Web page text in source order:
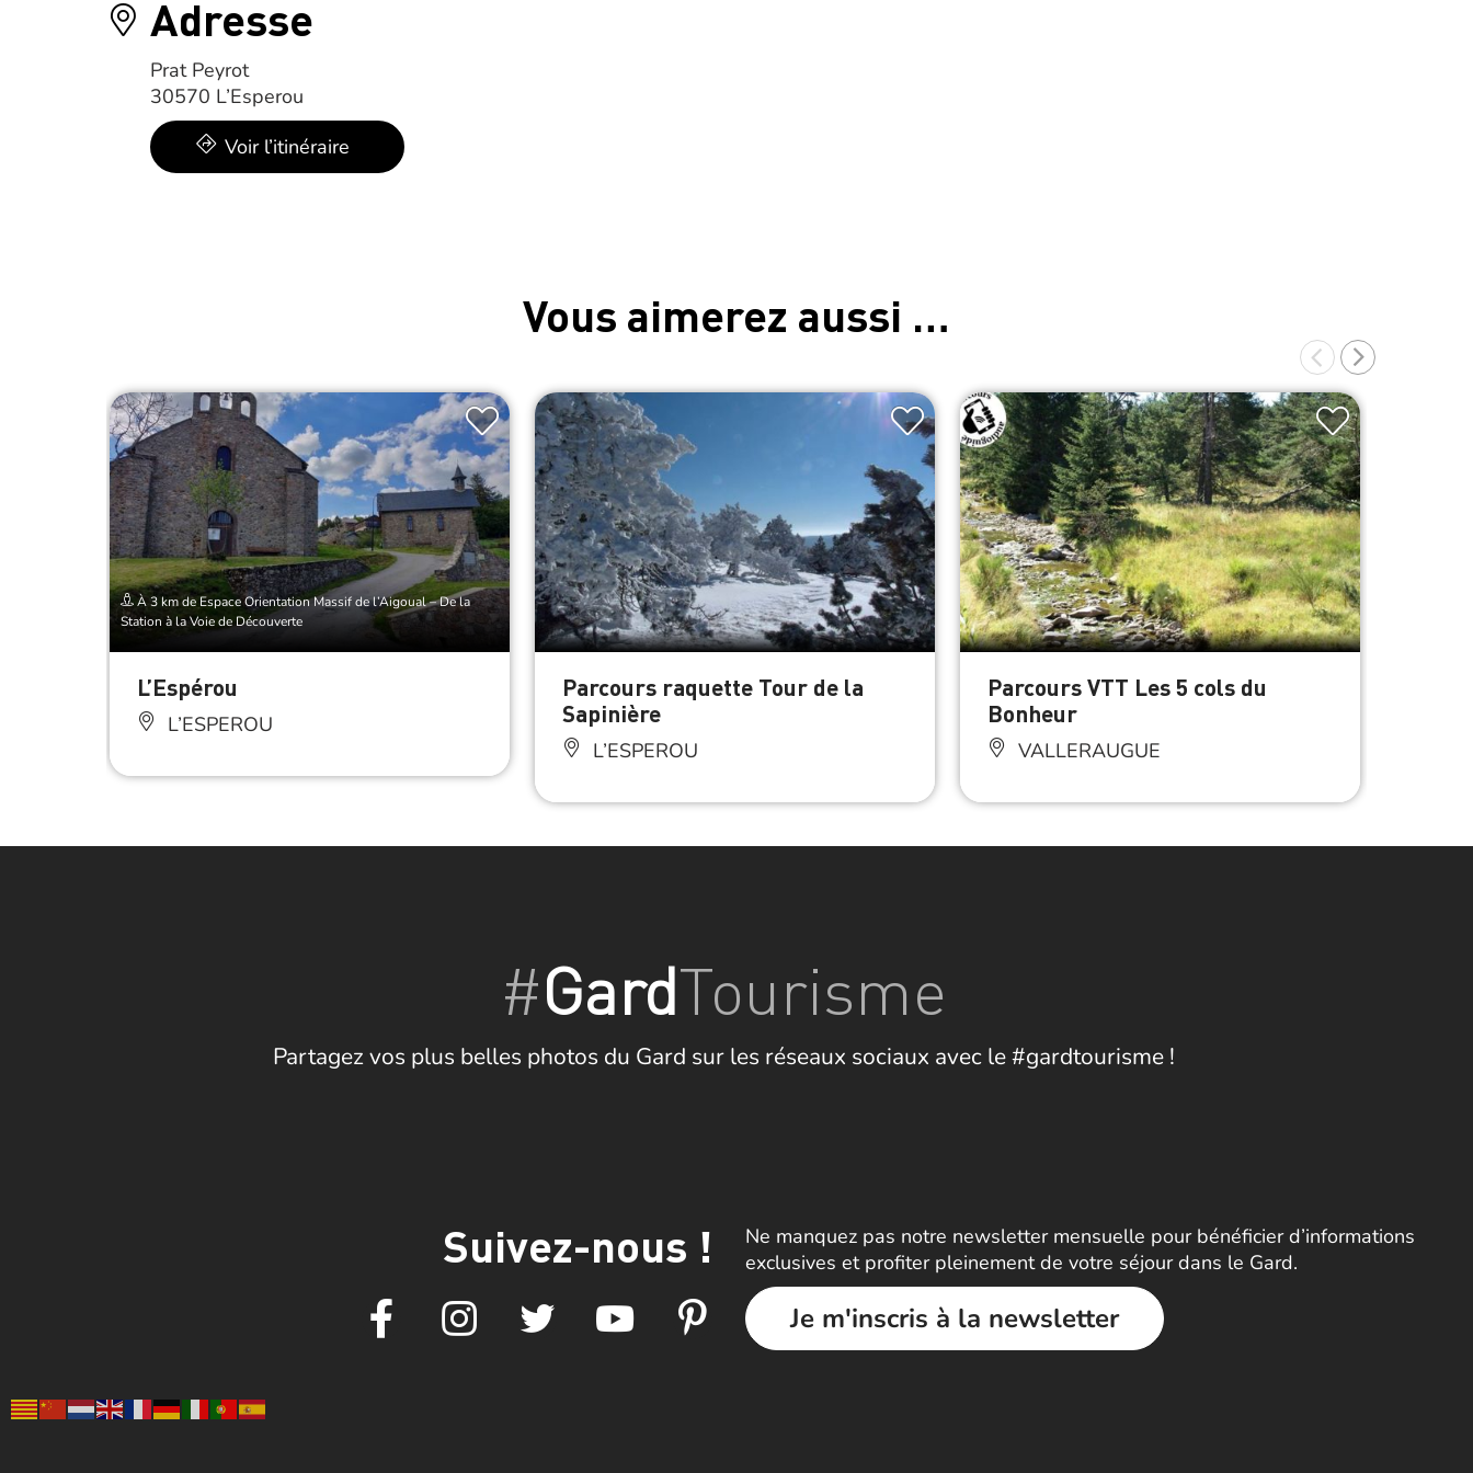
Adresse
Prat Peyrot
30570 L’Esperou
Voir l’itinéraire
Vous aimerez aussi …
À 3 km de Espace Orientation Massif de l’Aigoual – De la
Station à la Voie de Découverte
L’Espérou
L’ESPEROU
Parcours raquette Tour de la
Sapinière
L’ESPEROU
Parcours VTT Les 5 cols du
Bonheur
VALLERAUGUE
#GardTourisme
Partagez vos plus belles photos du Gard sur les réseaux sociaux avec le #gardtourisme !
Suivez-nous !
Ne manquez pas notre newsletter mensuelle pour bénéficier d’informations
exclusives et profiter pleinement de votre séjour dans le Gard.
Je m'inscris à la newsletter